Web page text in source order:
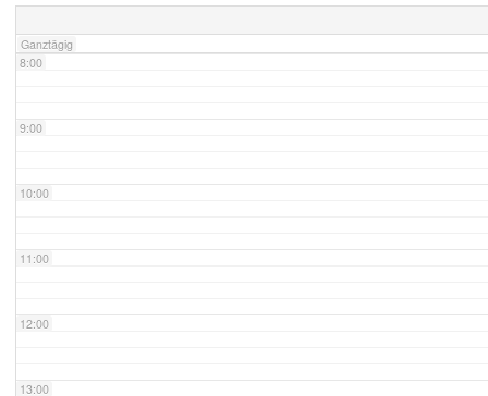
Ganztägig
8:00
9:00
10:00
11:00
12:00
13:00